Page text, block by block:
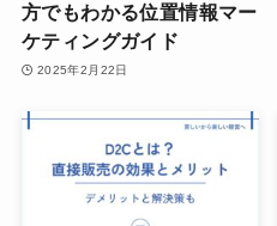
方でもわかる位置情報マー
ケティングガイド
2025年2月22日